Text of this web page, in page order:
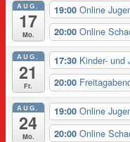
AUG.
17
Mo.
19:00 Online
20:00 Online
AUG.
21
Fr.
17:30 Kinder- und
20:00
AUG.
24
Mo.
19:00 Online
20:00 Online